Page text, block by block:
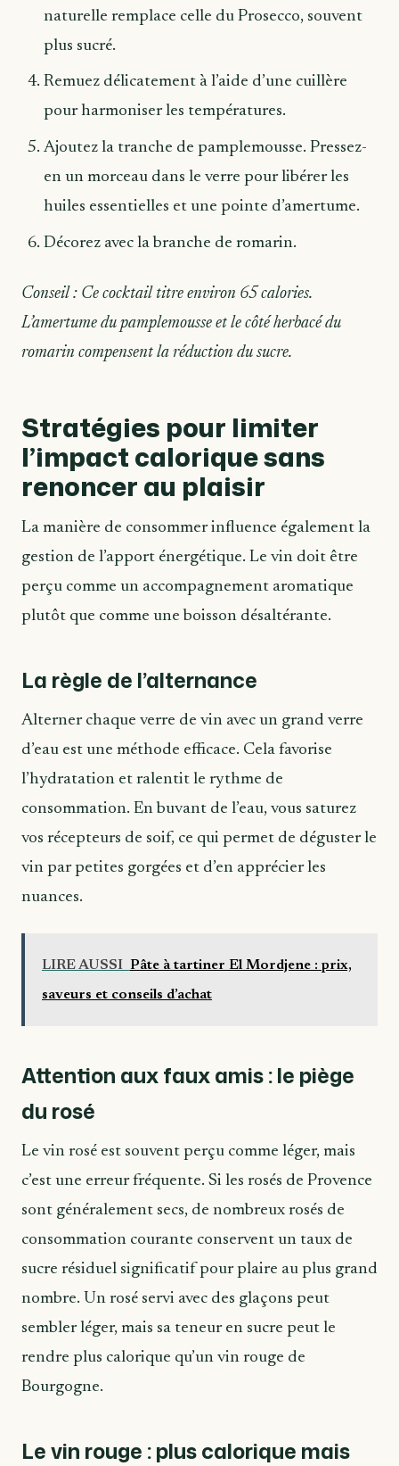
naturelle remplace celle du Prosecco, souvent
plus sucré.
Remuez délicatement à l’aide d’une cuillère
pour harmoniser les températures.
Ajoutez la tranche de pamplemousse. Pressez-
en un morceau dans le verre pour libérer les
huiles essentielles et une pointe d’amertume.
Décorez avec la branche de romarin.
Conseil : Ce cocktail titre environ 65 calories.
L’amertume du pamplemousse et le côté herbacé du
romarin compensent la réduction du sucre.
Stratégies pour limiter
l’impact calorique sans
renoncer au plaisir
La manière de consommer influence également la
gestion de l’apport énergétique. Le vin doit être
perçu comme un accompagnement aromatique
plutôt que comme une boisson désaltérante.
La règle de l’alternance
Alterner chaque verre de vin avec un grand verre
d’eau est une méthode efficace. Cela favorise
l’hydratation et ralentit le rythme de
consommation. En buvant de l’eau, vous saturez
vos récepteurs de soif, ce qui permet de déguster le
vin par petites gorgées et d’en apprécier les
nuances.
LIRE AUSSI Pâte à tartiner El Mordjene : prix,
saveurs et conseils d’achat
Attention aux faux amis : le piège
du rosé
Le vin rosé est souvent perçu comme léger, mais
c’est une erreur fréquente. Si les rosés de Provence
sont généralement secs, de nombreux rosés de
consommation courante conservent un taux de
sucre résiduel significatif pour plaire au plus grand
nombre. Un rosé servi avec des glaçons peut
sembler léger, mais sa teneur en sucre peut le
rendre plus calorique qu’un vin rouge de
Bourgogne.
Le vin rouge : plus calorique mais